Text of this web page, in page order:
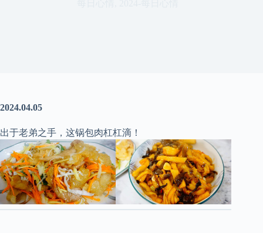
2024.04.05
出于老弟之手，这锅包肉杠杠滴！